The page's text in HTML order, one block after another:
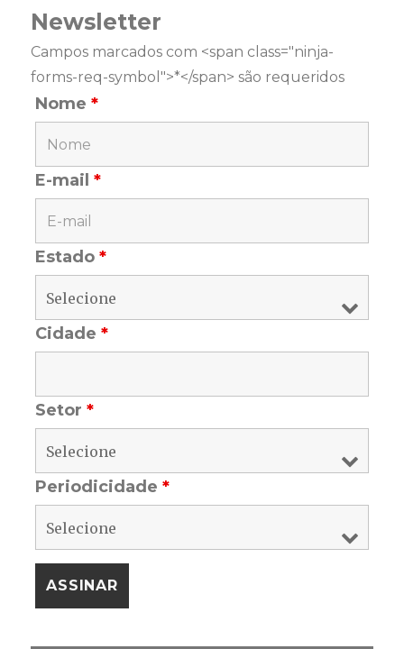
Newsletter
Campos marcados com <span class="ninja-
forms-req-symbol">*</span> são requeridos
Nome*
E-mail*
Estado*
Cidade*
Setor*
Periodicidade*